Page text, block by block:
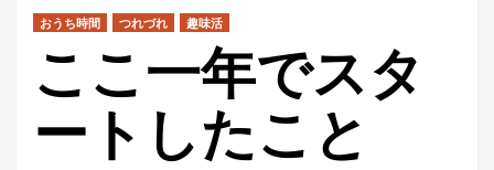
おうち時間 つれづれ 趣味活
ここ一年でスタ
ートしたこと